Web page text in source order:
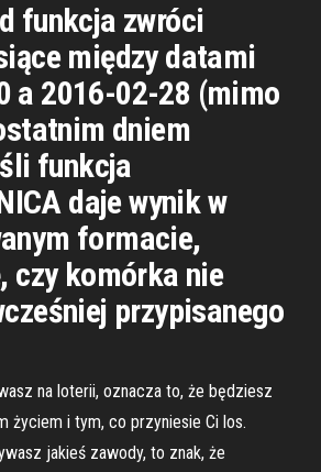
funkcja zwróci
między datami
a 2016-02-28 (mimo
dniem
funkcja
daje wynik w
formacie,
czy komórka nie
przypisanego
na loterii, oznacza to, że będziesz
życiem i tym, co przyniesie Ci los.
jakieś zawody, to znak, że